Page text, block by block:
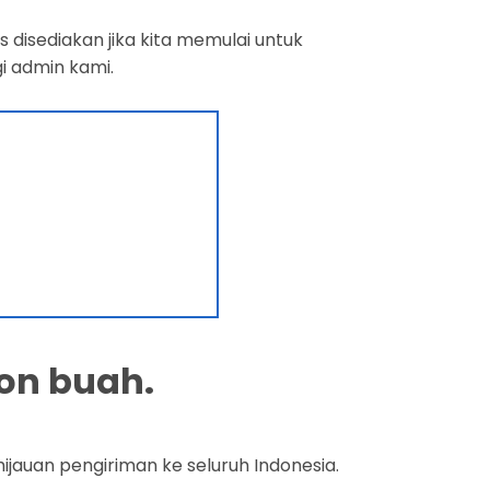
jika kita memulai untuk
admin kami.
buah.
pengiriman ke seluruh Indonesia.